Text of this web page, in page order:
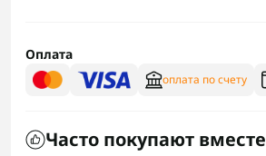
Оплата
оплата по счету
Часто покупают вместе